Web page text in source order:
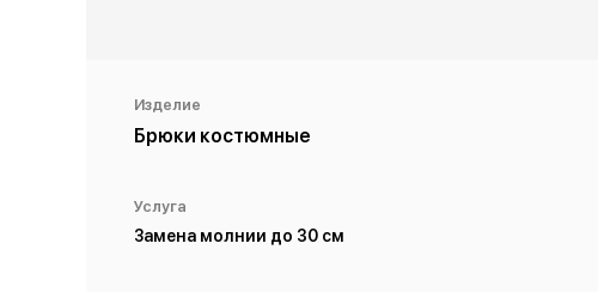
Изделие
Брюки костюмные
Услуга
Замена молнии до 30 см